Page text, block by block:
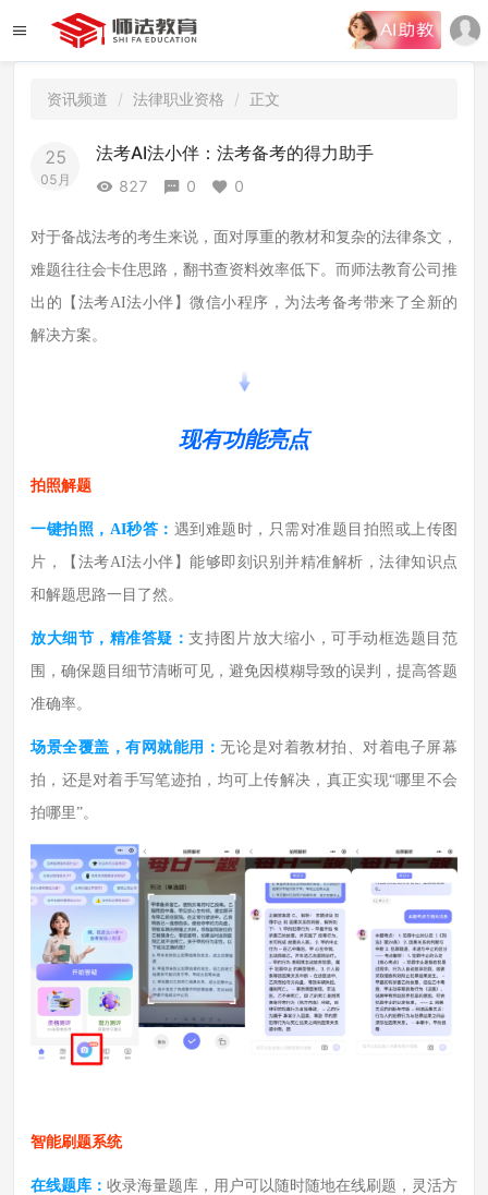
资讯频道 法律职业资格 正文
25
05月
法考AI法小伴：法考备考的得力助手
827 0 0
对于备战法考的考生来说，面对厚重的教材和复杂的法律条文，
难题往往会卡住思路，翻书查资料效率低下。而师法教育公司推
出的【法考AI法小伴】微信小程序，为法考备考带来了全新的
解决方案。
现有功能亮点
拍照解题
一键拍照， AI秒答： 遇到难题时，只需对准题目拍照或上传图
片，
【法考AI法小伴】 能够即刻识别并精准解析，法律知识点
和解题思路一目了然。
放大细节，精准答疑：支持图片放大缩小，可手动框选题目范
围，确保题目细节清晰可见，避免因模糊导致的误判，提高答题
准确率。
场景全覆盖，有网就能用：无论是对着教材拍、对着电子屏幕
拍，还是对着手写笔迹拍，均可上传解决，真正实现“哪里不会
拍哪里”。
智能刷题系统
在线题库： 收录海量题库，用户可以随时随地在线刷题，灵活方